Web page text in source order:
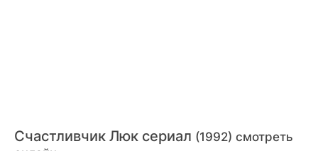
Счастливчик Люк сериал (1992) смотреть